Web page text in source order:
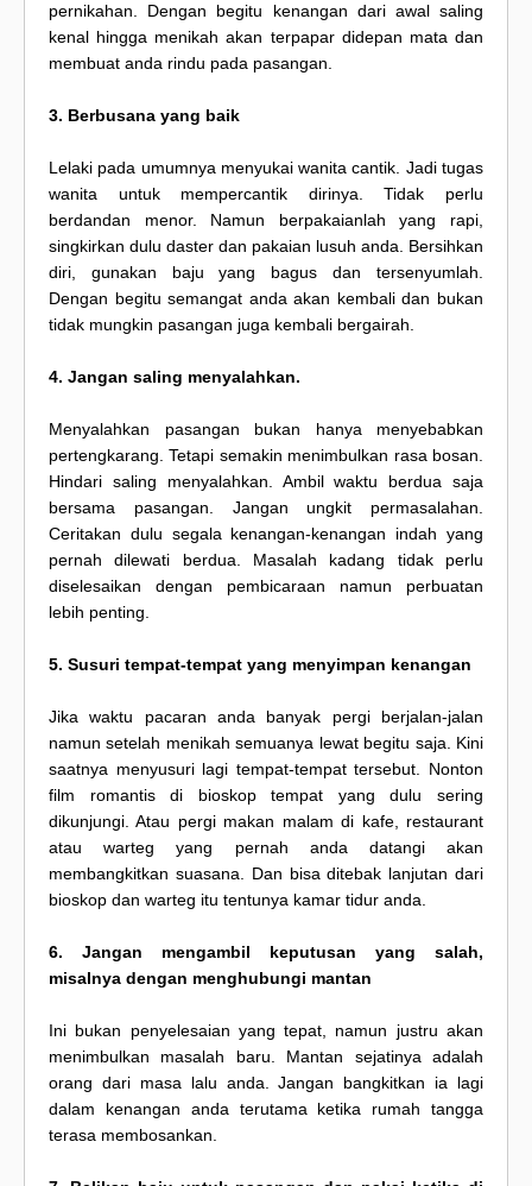
pernikahan. Dengan begitu kenangan dari awal saling
kenal hingga menikah akan terpapar didepan mata dan
membuat anda rindu pada pasangan.
3. Berbusana yang baik
Lelaki pada umumnya menyukai wanita cantik. Jadi tugas
wanita untuk mempercantik dirinya. Tidak perlu
berdandan menor. Namun berpakaianlah yang rapi,
singkirkan dulu daster dan pakaian lusuh anda. Bersihkan
diri, gunakan baju yang bagus dan tersenyumlah.
Dengan begitu semangat anda akan kembali dan bukan
tidak mungkin pasangan juga kembali bergairah.
4. Jangan saling menyalahkan.
Menyalahkan pasangan bukan hanya menyebabkan
pertengkarang. Tetapi semakin menimbulkan rasa bosan.
Hindari saling menyalahkan. Ambil waktu berdua saja
bersama pasangan. Jangan ungkit permasalahan.
Ceritakan dulu segala kenangan-kenangan indah yang
pernah dilewati berdua. Masalah kadang tidak perlu
diselesaikan dengan pembicaraan namun perbuatan
lebih penting.
5. Susuri tempat-tempat yang menyimpan kenangan
Jika waktu pacaran anda banyak pergi berjalan-jalan
namun setelah menikah semuanya lewat begitu saja. Kini
saatnya menyusuri lagi tempat-tempat tersebut. Nonton
film romantis di bioskop tempat yang dulu sering
dikunjungi. Atau pergi makan malam di kafe, restaurant
atau warteg yang pernah anda datangi akan
membangkitkan suasana. Dan bisa ditebak lanjutan dari
bioskop dan warteg itu tentunya kamar tidur anda.
6. Jangan mengambil keputusan yang salah,
misalnya dengan menghubungi mantan
Ini bukan penyelesaian yang tepat, namun justru akan
menimbulkan masalah baru. Mantan sejatinya adalah
orang dari masa lalu anda. Jangan bangkitkan ia lagi
dalam kenangan anda terutama ketika rumah tangga
terasa membosankan.